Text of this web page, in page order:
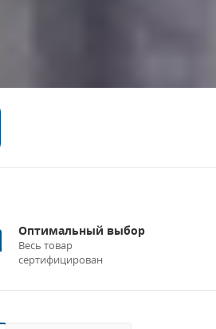
Оптимальный выбор
Весь товар
сертифицирован